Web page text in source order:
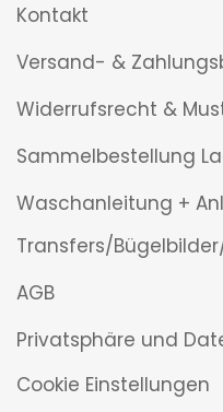
Kontakt
Versand- &
Widerrufsrecht &
Sammelbestellung
Waschanleitung +
Transfers/
AGB
Privatsphäre und
Cookie Einstellungen